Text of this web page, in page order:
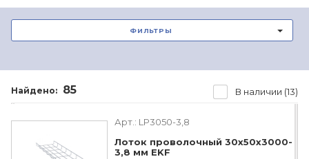
ФИЛЬТРЫ
Найдено: 85 В наличии (13)
Арт.: LP3050-3,8
Лоток проволочный 30х50х3000-
3,8 мм EKF